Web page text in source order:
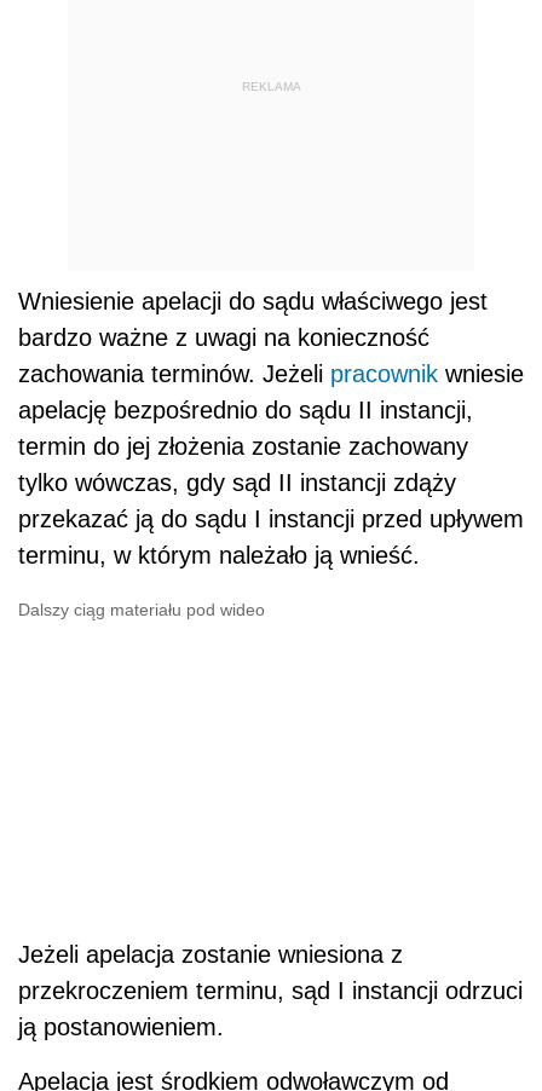
REKLAMA
Wniesienie apelacji do sądu właściwego jest
bardzo ważne z uwagi na konieczność
zachowania terminów. Jeżeli pracownik wniesie
apelację bezpośrednio do sądu II instancji,
termin do jej złożenia zostanie zachowany
tylko wówczas, gdy sąd II instancji zdąży
przekazać ją do sądu I instancji przed upływem
terminu, w którym należało ją wnieść.
Dalszy ciąg materiału pod wideo
Jeżeli apelacja zostanie wniesiona z
przekroczeniem terminu, sąd I instancji odrzuci
ją postanowieniem.
Apelacja jest środkiem odwoławczym od